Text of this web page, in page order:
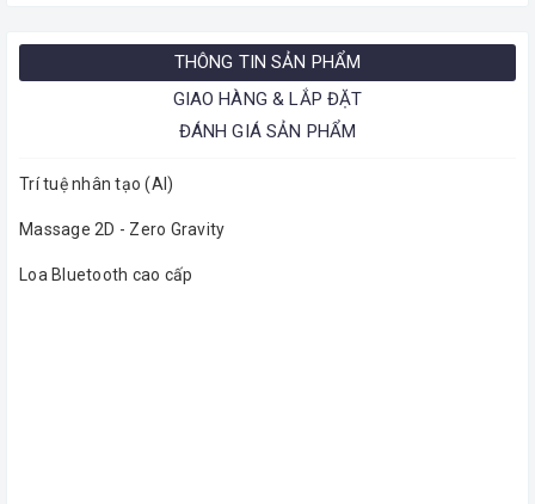
THÔNG TIN SẢN PHẨM
GIAO HÀNG & LẮP ĐẶT
ĐÁNH GIÁ SẢN PHẨM
Trí tuệ nhân tạo (AI)
Massage 2D - Zero Gravity
Loa Bluetooth cao cấp